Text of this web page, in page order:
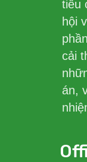
tiêu
hội
cải
án,